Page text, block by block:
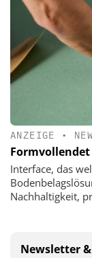
ANZEIGE •
Interface, das
Nachhaltigkeit,
Newsletter